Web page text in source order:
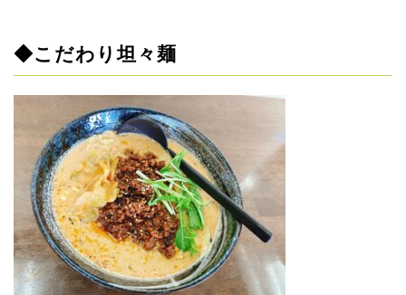
◆こだわり坦々麺